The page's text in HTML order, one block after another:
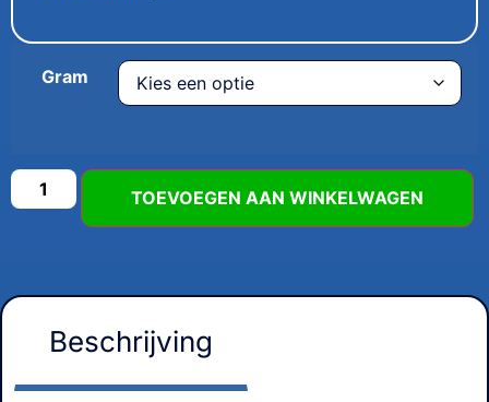
Gram
TOEVOEGEN AAN WINKELWAGEN
Beschrijving